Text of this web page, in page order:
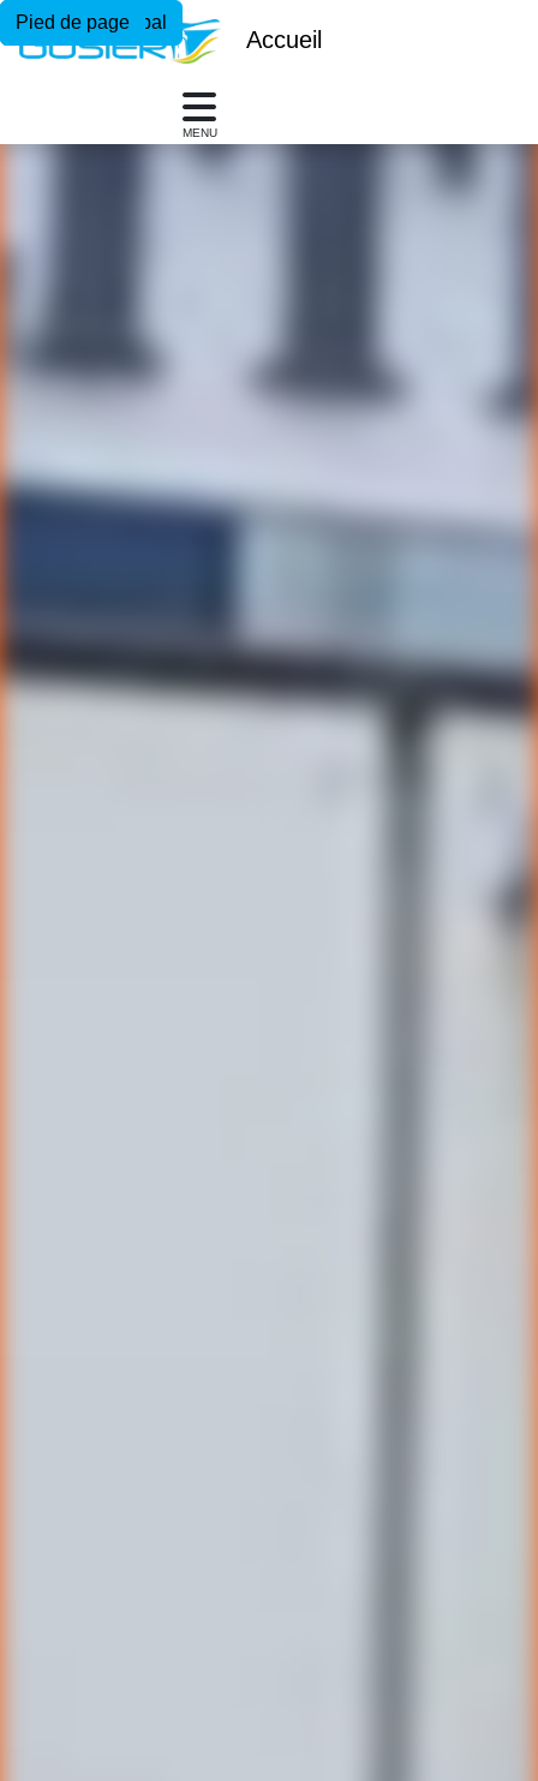
Menu principal
Contenu principal
Pied de page
Accueil
MENU